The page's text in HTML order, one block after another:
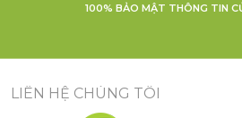
100% BẢO MẬT THÔNG TIN
LIÊN HỆ CHÚNG TÔI